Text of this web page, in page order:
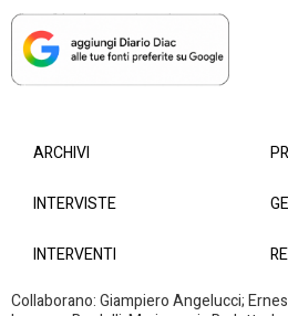
ARCHIVI
INTERVISTE
INTERVENTI
Collaborano: Giampiero Angelucci;